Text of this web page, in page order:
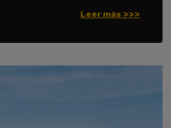
Leer más >>>